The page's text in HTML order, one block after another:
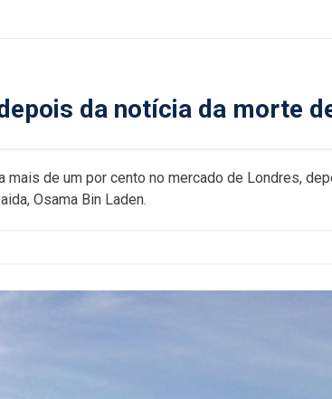
da notícia da morte
mais de um por cento no mercado de Londres,
Osama Bin Laden.